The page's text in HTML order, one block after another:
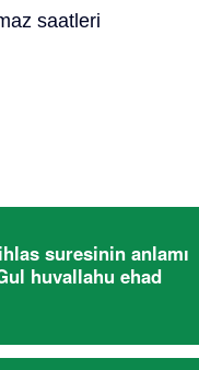
saatleri
suresinin anlamı
huvallahu ehad